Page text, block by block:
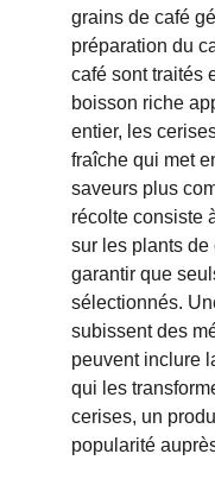
grains de café
préparation du
café sont traités
boisson riche
entier, les
fraîche qui met
saveurs plus
récolte consiste
sur les plants de
garantir que
sélectionnés.
subissent des
peuvent inclure
qui les
cerises, un
popularité